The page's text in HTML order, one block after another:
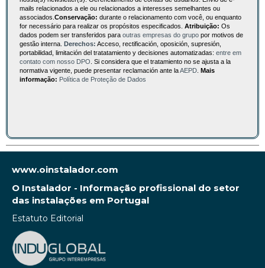
mails relacionados a ele ou relacionados a interesses semelhantes ou
associados. Conservação: durante o relacionamento com você, ou enquanto
for necessário para realizar os propósitos especificados. Atribuição: Os
dados podem ser transferidos para outras empresas do grupo por motivos de
gestão interna. Derechos: Acceso, rectificación, oposición, supresión,
portabilidad, limitación del tratatamiento y decisiones automatizadas: entre em
contato com nosso DPO . Si considera que el tratamiento no se ajusta a la
normativa vigente, puede presentar reclamación ante laAEPD Mais
informação: Política de Proteção de Dados
www.oinstalador.com
O Instalador - Informação profissional do setor
das instalações em Portugal
Estatuto Editorial